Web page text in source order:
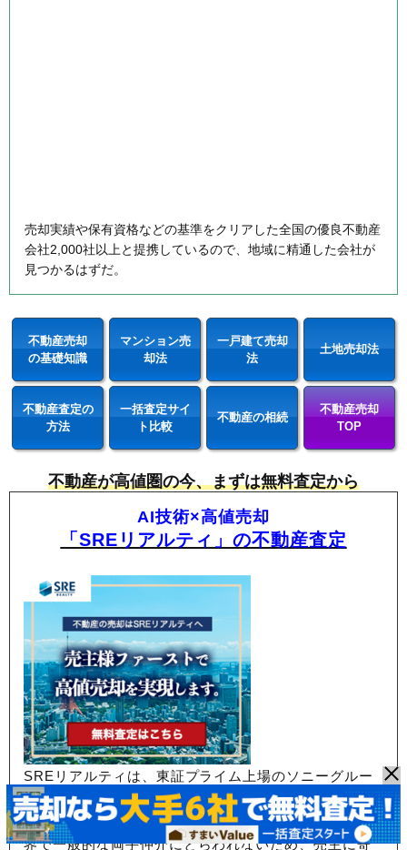
売却実績や保有資格などの基準をクリアした全国の優良不動産
会社2,000社以上と提携しているので、地域に精通した会社が
見つかるはずだ。
不動産売却
の基礎知識
マンション売
却法
一戸建て売却
法
土地売却法
不動産査定の
方法
一括査定サイ
ト比較
不動産の相続
不動産売却
TOP
不動産が高値圏の今、まずは無料査定から
AI技術×高値売却
「SREリアルティ」の不動産査定
SREリアルティは、東証プライム上場のソニーグルー
プ関連会社が運営する不動産仲介会社で、売却専門エ
ージェントが担当する「片手仲介」が特徴。不動産業
界で一般的な両手仲介にとらわれないため、売主に寄